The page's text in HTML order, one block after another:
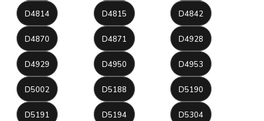
D4814 D4815 D4842
D4870 D4871 D4928
D4929 D4950 D4953
D5002 D5188 D5190
D5191 D5194 D5304